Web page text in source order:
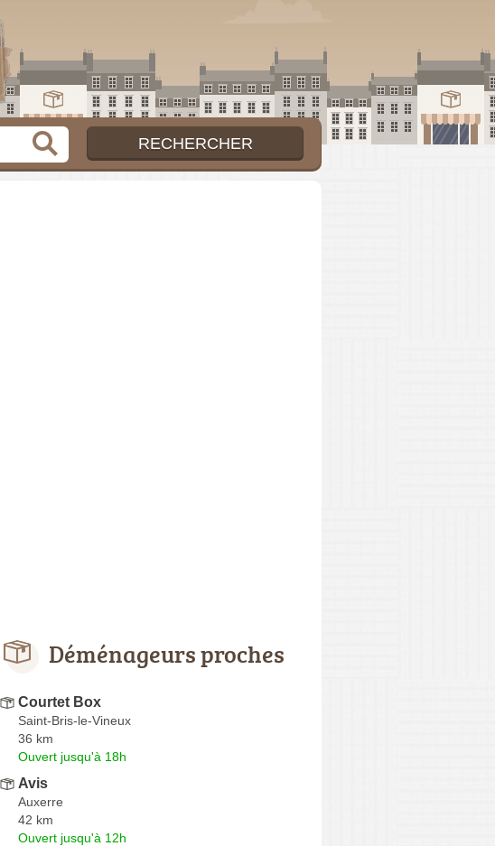
Déménageurs proches
Courtet Box
Saint-Bris-le-Vineux
36 km
Ouvert jusqu'à 18h
Avis
Auxerre
42 km
Ouvert jusqu'à 12h